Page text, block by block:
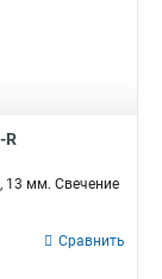
м
R
13 мм. Свечение
Сравнить